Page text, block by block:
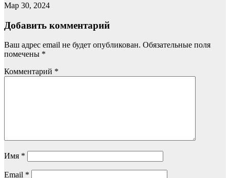
Мар 30, 2024
Добавить комментарий
Ваш адрес email не будет опубликован. Обязательные поля
помечены *
Комментарий *
Имя *
Email *